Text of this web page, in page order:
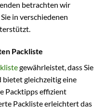
betrachten wir
in verschiedenen
Packliste
gewährleistet, dass Sie
bietet gleichzeitig eine
Packtipps effizient
Packliste erleichtert das